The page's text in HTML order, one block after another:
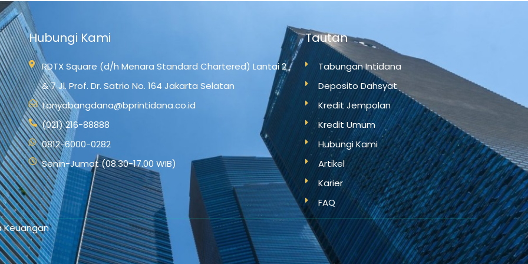
Hubungi Kami
RDTX Square (d/h Menara Standard Chartered) Lantai 2
& 7 Jl. Prof. Dr. Satrio No. 164 Jakarta Selatan
tanyabangdana@bprintidana.co.id
(021) 216-88888
0812-6000-0282
Senin-Jumat (08.30-17.00 WIB)
Tautan
Tabungan Intidana
Deposito Dahsyat
Kredit Jempolan
Kredit Umum
Hubungi Kami
Artikel
Karier
FAQ
Keuangan